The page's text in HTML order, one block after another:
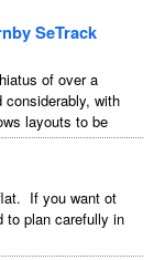
SeTrack
of over a
with
layouts to be
If you want ot
to plan carefully in